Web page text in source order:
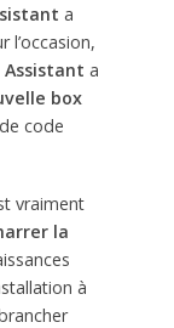
a
l’occasion,
Assistant a
box
code
vraiment
la
à